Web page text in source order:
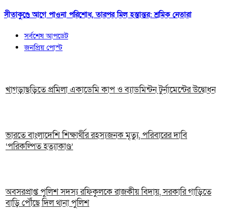
সীতাকুণ্ডে আগে পাওনা পরিশোধ, তারপর মিল হস্তান্তর: শ্রমিক নেতারা
সর্বশেষ আপডেট
জনপ্রিয় পোস্ট
খাগড়াছড়িতে প্রমিলা একাডেমি কাপ ও ব্যাডমিন্টন টুর্নামেন্টের উদ্বোধন
ভারতে বাংলাদেশি শিক্ষার্থীর রহস্যজনক মৃত্যু, পরিবারের দাবি
‘পরিকল্পিত হত্যাকাণ্ড’
অবসরপ্রাপ্ত পুলিশ সদস্য রফিকুলকে রাজকীয় বিদায়, সরকারি গাড়িতে
বাড়ি পৌঁছে দিল থানা পুলিশ